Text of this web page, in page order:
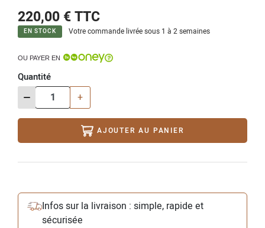
220,00 €TTC
EN STOCK Votre commande livrée sous 1 à 2 semaines
OU PAYER EN
Quantité
- +
AJOUTER AU PANIER
Infos sur la livraison : simple, rapide et
sécurisée